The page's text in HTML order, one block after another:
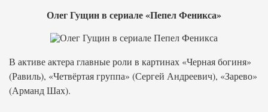
Олег Гущин в сериале «Пепел Феникса»
В активе актера главные роли в картинах «Черная богиня»
(Равиль), «Четвёртая группа» (Сергей Андреевич), «Зарево»
(Арманд Шах).